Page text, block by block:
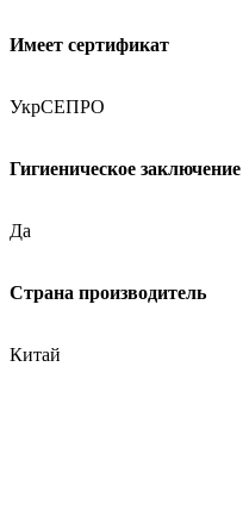
Имеет сертификат
УкрСЕПРО
Гигиеническое заключение
Да
Страна производитель
Китай